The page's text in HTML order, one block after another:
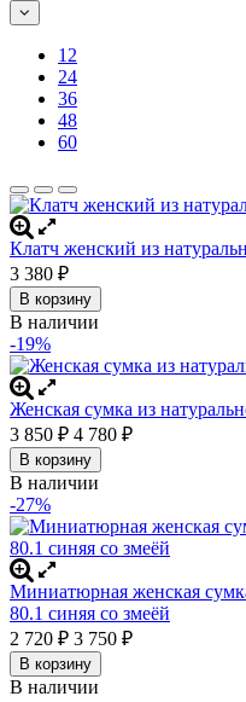
12
24
36
48
60
Клатч женский из
3 380 ₽
В корзину
В наличии
-19%
Женская сумка из
3 850 ₽ 4 780 ₽
В корзину
В наличии
-27%
Миниатюрная женская
80.1 синяя со змеёй
2 720 ₽ 3 750 ₽
В корзину
В наличии